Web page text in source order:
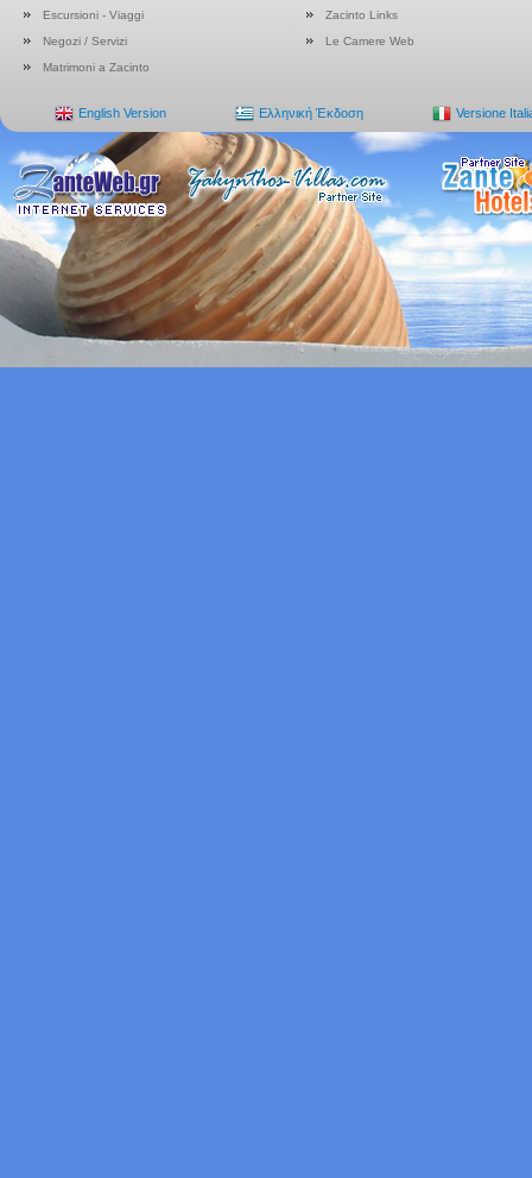
Escursioni - Viaggi
Zacinto Links
Negozi / Servizi
Le Camere Web
Matrimoni a Zacinto
English Version Ελληνική Έκδοση Versione